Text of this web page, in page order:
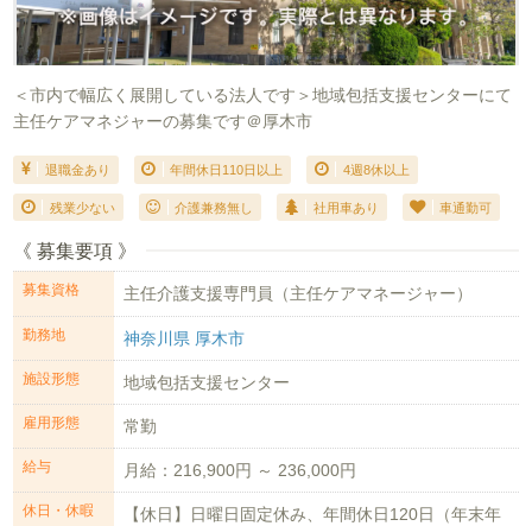
＜市内で幅広く展開している法人です＞地域包括支援センターにて
主任ケアマネジャーの募集です＠厚木市
退職金あり 年間休日110日以上 4週8休以上
残業少ない 介護兼務無し 社用車あり 車通勤可
《 募集要項 》
募集資格 主任介護支援専門員（主任ケアマネージャー）
勤務地 神奈川県 厚木市
施設形態 地域包括支援センター
雇用形態 常勤
給与 月給：216,900円 ～ 236,000円
休日・休暇
【休日】日曜日固定休み、年間休日120日（年末年